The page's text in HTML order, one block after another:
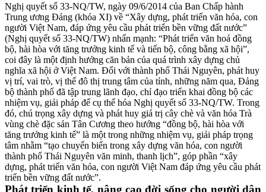
Nghị quyết số 33-NQ/TW, ngày 09/6/2014 của Ban Chấp hành
Trung ương Đảng (khóa XI) về “Xây dựng, phát triển văn hóa, con
người Việt Nam, đáp ứng yêu cầu phát triển bền vững đất nước”
(Nghị quyết số 33-NQ/TW) nhấn mạnh: “Phát triển văn hoá đồng
bộ, hài hòa với tăng trưởng kinh tế và tiến bộ, công bằng xã hội”,
coi đây là một định hướng căn bản của quá trình xây dựng chủ
nghĩa xã hội ở Việt Nam. Đối với thành phố Thái Nguyên, phát huy
vị trí, vai trò, vị thế đô thị trung tâm của tỉnh, những năm qua, Đảng
bộ thành phố đã tập trung lãnh đạo, chỉ đạo triển khai đồng bộ các
nhiệm vụ, giải pháp để cụ thể hóa Nghị quyết số 33-NQ/TW. Trong
đó, chú trọng xây dựng và phát huy giá trị cây chè và văn hóa Trà
vùng chè đặc sản Tân Cương theo hướng “đồng bộ, hài hòa với
tăng trưởng kinh tế” là một trong những nhiệm vụ, giải pháp trọng
tâm nhằm “tạo chuyển biến trong xây dựng văn hóa, con người
thành phố Thái Nguyên văn minh, thanh lịch”, góp phần “xây
dựng, phát triển văn hóa, con người Việt Nam đáp ứng yêu cầu phát
triển bền vững đất nước”.